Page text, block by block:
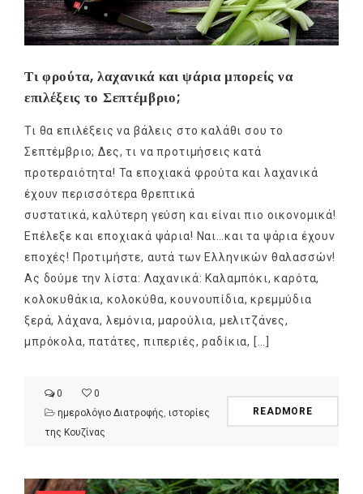
Τι φρούτα, λαχανικά και ψάρια μπορείς να
επιλέξεις το Σεπτέμβριο;
Τι θα επιλέξεις να βάλεις στο καλάθι σου το
Σεπτέμβριο; Δες, τι να προτιμήσεις κατά
προτεραιότητα! Τα εποχιακά φρούτα και λαχανικά
έχουν περισσότερα θρεπτικά
συστατικά, καλύτερη γεύση και είναι πιο οικονομικά!
Επέλεξε και εποχιακά ψάρια! Ναι…και τα ψάρια έχουν
εποχές! Προτιμήστε, αυτά των Ελληνικών θαλασσών!
Ας δούμε την λίστα: Λαχανικά: Καλαμπόκι, καρότα,
κολοκυθάκια, κολοκύθα, κουνουπίδια, κρεμμύδια
ξερά, λάχανα, λεμόνια, μαρούλια, μελιτζάνες,
μπρόκολα, πατάτες, πιπεριές, ραδίκια, […]
0
0
ημερολόγιο Διατροφής ιστορίες
της Κουζίνας
READMORE